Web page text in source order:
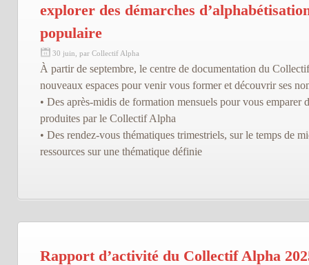
explorer des démarches
populaire
30 juin, par Collectif Alpha
À partir de septembre, le centre de documentation du
nouveaux espaces pour venir vous former et découvrir ses
• Des après-midis de formation mensuels pour vous emparer
produites par le Collectif Alpha
• Des rendez-vous thématiques trimestriels, sur le temps de
ressources sur une thématique définie
Rapport d’activité du Collectif Alpha